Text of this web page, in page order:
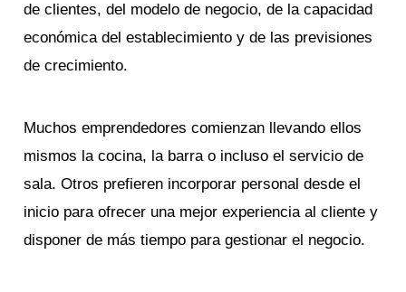
de clientes, del modelo de negocio, de la capacidad
económica del establecimiento y de las previsiones
de crecimiento.
Muchos emprendedores comienzan llevando ellos
mismos la cocina, la barra o incluso el servicio de
sala. Otros prefieren incorporar personal desde el
inicio para ofrecer una mejor experiencia al cliente y
disponer de más tiempo para gestionar el negocio.